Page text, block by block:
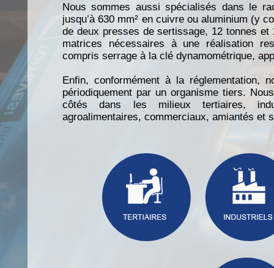
Nous sommes aussi spécialisés dans le
jusqu’à 630 mm² en cuivre ou aluminium (y
de deux presses de sertissage, 12 tonnes
matrices nécessaires à une réalisation
compris serrage à la clé dynamométrique,
Enfin, conformément à la réglementation,
périodiquement par un organisme tiers.
côtés dans les milieux tertiaires,
agroalimentaires, commerciaux, amiantés et